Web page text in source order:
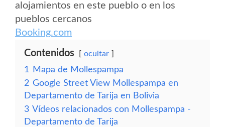
alojamientos en este pueblo o en los
pueblos cercanos
Booking.com
Contenidos ocultar
1
Mapa de Mollespampa
2 Google Street View Mollespampa en
Departamento de Tarija en Bolivia
3 Vídeos relacionados con Mollespampa -
Departamento de Tarija